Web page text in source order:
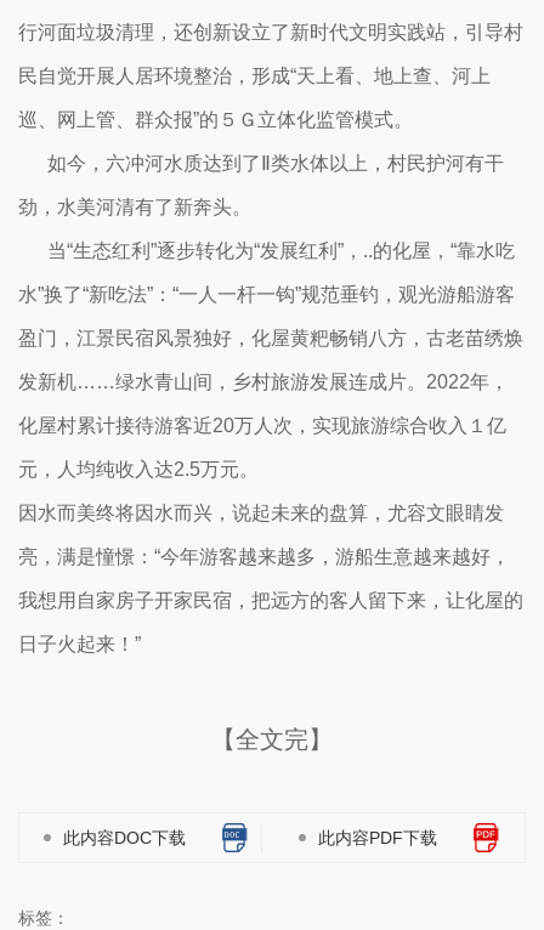
行河面垃圾清理，还创新设立了新时代文明实践站，引导村
民自觉开展人居环境整治，形成“天上看、地上查、河上
巡、网上管、群众报”的５Ｇ立体化监管模式。
如今，六冲河水质达到了Ⅱ类水体以上，村民护河有干
劲，水美河清有了新奔头。
当“生态红利”逐步转化为“发展红利”，..的化屋，“靠水吃
水”换了“新吃法”：“一人一杆一钩”规范垂钓，观光游船游客
盈门，江景民宿风景独好，化屋黄粑畅销八方，古老苗绣焕
发新机……绿水青山间，乡村旅游发展连成片。2022年，
化屋村累计接待游客近20万人次，实现旅游综合收入１亿
元，人均纯收入达2.5万元。
因水而美终将因水而兴，说起未来的盘算，尤容文眼睛发
亮，满是憧憬：“今年游客越来越多，游船生意越来越好，
我想用自家房子开家民宿，把远方的客人留下来，让化屋的
日子火起来！”
【全文完】
此内容DOC下载 此内容PDF下载
标签：